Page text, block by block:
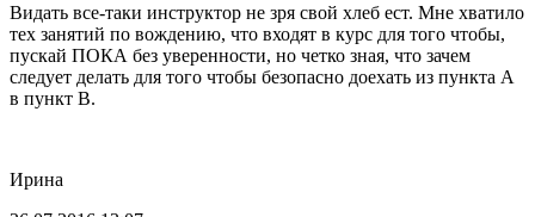
Видать все-таки инструктор не зря свой хлеб ест. Мне хватило
тех занятий по вождению, что входят в курс для того чтобы,
пускай ПОКА без уверенности, но четко зная, что зачем
следует делать для того чтобы безопасно доехать из пункта А
в пункт В.
Ирина